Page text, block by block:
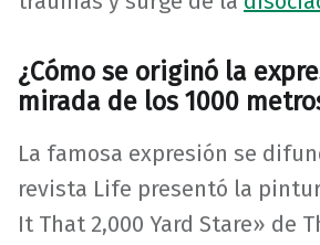
¿Cómo se originó la
mirada de los 1000
La famosa expresión se
revista Life presentó la
It That 2,000 Yard Stare» de